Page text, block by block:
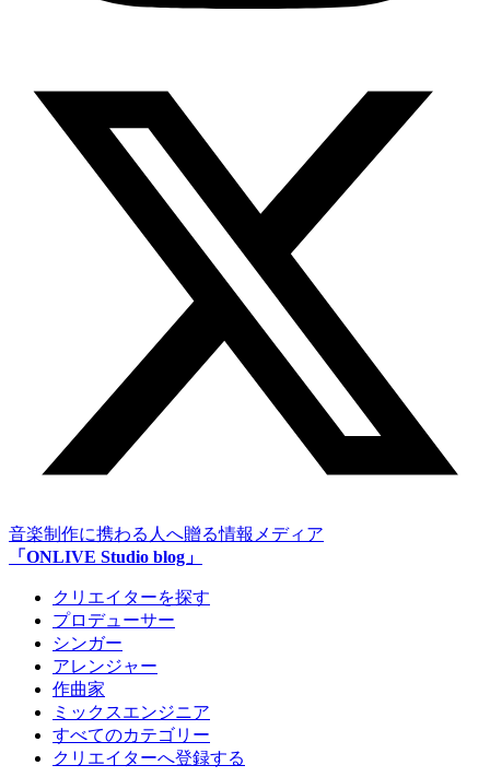
音楽制作に携わる人へ贈る情報メディア
「ONLIVE Studio blog」
クリエイターを探す
プロデューサー
シンガー
アレンジャー
作曲家
ミックスエンジニア
すべてのカテゴリー
クリエイターへ登録する